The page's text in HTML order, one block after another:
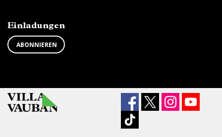
Einladungen
ABONNIEREN